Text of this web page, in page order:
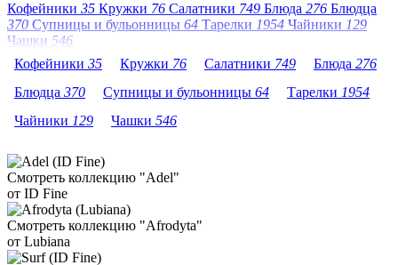
Кофейники 35 Кружки 76 Салатники 749 Блюда 276 Блюдца
370 Супницы и бульонницы 64 Тарелки 1954 Чайники 129
Чашки 546
Кофейники 35 Кружки 76 Салатники 749 Блюда 276
Блюдца 370 Супницы и бульонницы 64 Тарелки 1954
Чайники 129 Чашки 546
Смотреть коллекцию "Adel"
от ID Fine
Смотреть коллекцию "Afrodyta"
от Lubiana